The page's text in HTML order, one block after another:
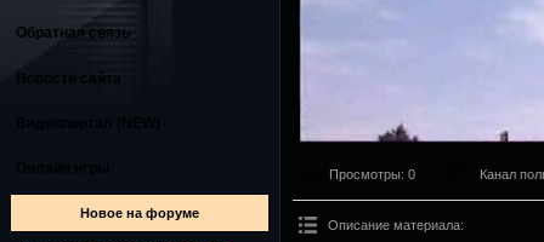
Обратная связь
Новости сайта
Новое на форуме
Просмотры: 0 Канал
Описание материала: